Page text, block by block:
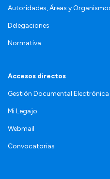
Autoridades, Áreas y
Delegaciones
Normativa
Accesos directos
Gestión Documental Electrónica
Mi Legajo
Webmail
Convocatorias